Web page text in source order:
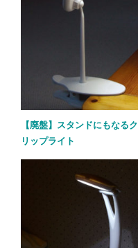
【廃盤】スタンドにもなるク
リップライト